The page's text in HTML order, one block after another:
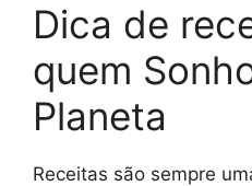
Dica de
quem
Planeta
Receitas são sempre